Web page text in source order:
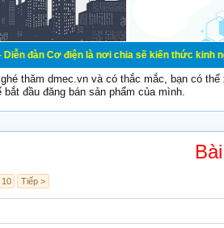
điện là nơi chia sẽ kiến thức kinh nghiệm
thăm dmec.vn và có thắc mắc, bạn có
bắt đầu đăng bán sản phẩm của mình.
10 Tiếp >